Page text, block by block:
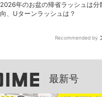
2026年のお盆の帰省ラッシュは分
向、Uターンラッシュは？
Recommended by
最新号